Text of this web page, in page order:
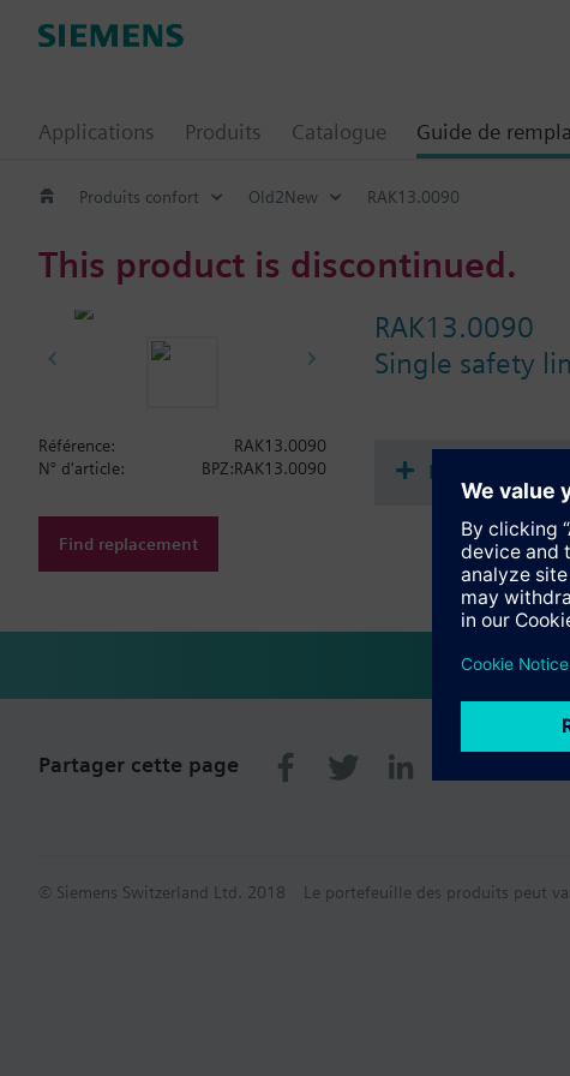
Applications Produits Catalogue Guide de
Produits confort Old2New RAK13.0090
This product is discontinued.
RAK13.0090
Single safety
Référence:
RAK13.0090
N° d'article:
BPZ:RAK13.0090
Find replacement
Partager cette page
© Siemens Switzerland Ltd. 2018 Le portefeuille des produits peut